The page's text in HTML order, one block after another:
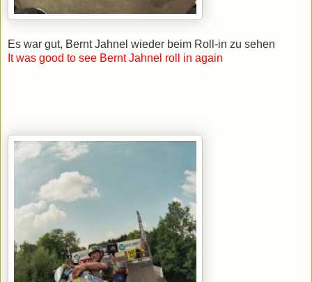
Es war gut, Bernt Jahnel wieder beim Roll-in zu sehen
It was good to see Bernt Jahnel roll in again